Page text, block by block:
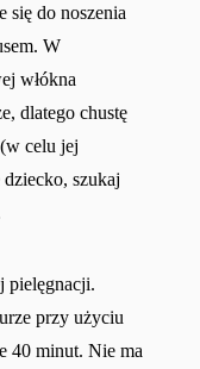
się do noszenia
W
włókna
dlatego chustę
celu jej
dziecko, szukaj
pielęgnacji.
przy użyciu
40 minut. Nie ma